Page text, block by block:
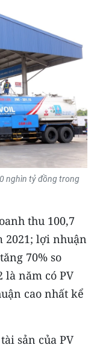
nghìn tỷ đồng trong
thu 100,7
2021; lợi nhuận
70% so
là năm có PV
cao nhất kể
sản của PV